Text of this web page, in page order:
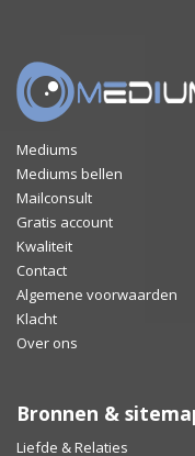
Mediums
Mediums bellen
Mailconsult
Gratis account
Kwaliteit
Contact
Algemene voorwaarden
Klacht
Over ons
Bronnen &
Liefde & Relaties